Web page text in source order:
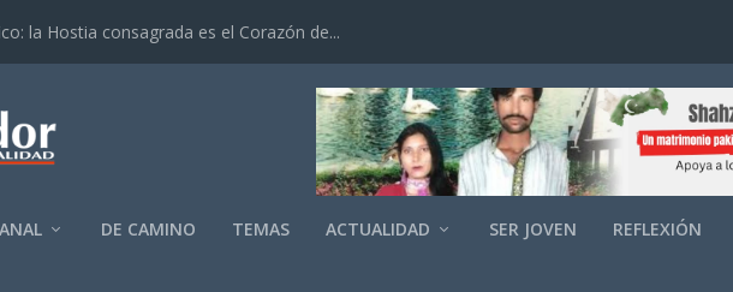
la Hostia consagrada es el Corazón de...
DE CAMINO TEMAS ACTUALIDAD SER JOVEN REFLEXIÓN